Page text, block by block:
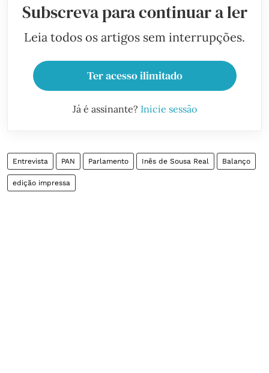
Subscreva para continuar a ler
Leia todos os artigos sem interrupções.
Ter acesso ilimitado
Já é assinante? Inicie sessão
Entrevista PAN Parlamento Inês de Sousa Real Balanço
edição impressa